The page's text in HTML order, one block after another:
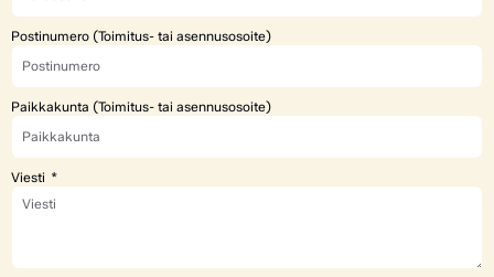
Postinumero (Toimitus- tai asennusosoite)
Paikkakunta (Toimitus- tai asennusosoite)
Viesti